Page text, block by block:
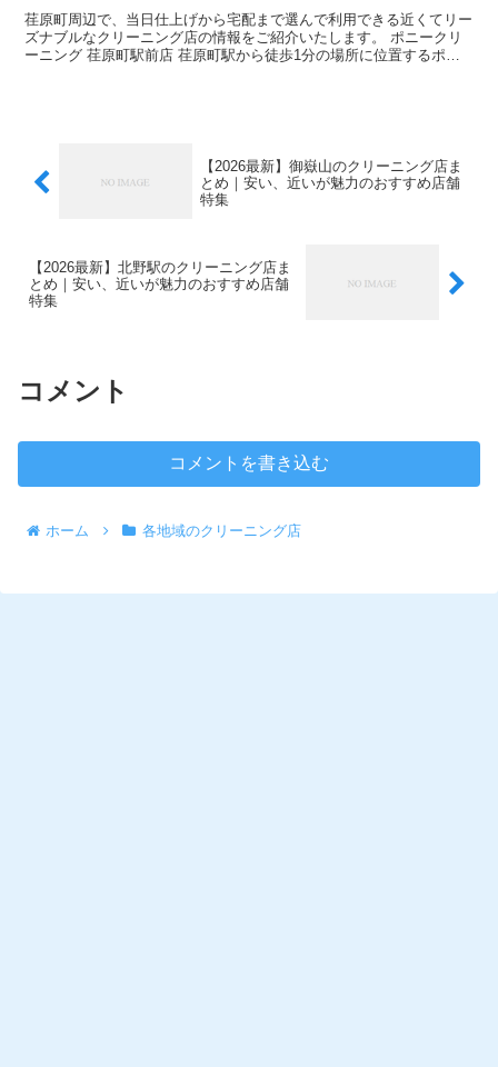
荏原町周辺で、当日仕上げから宅配まで選んで利用できる近くてリー
ズナブルなクリーニング店の情報をご紹介いたします。 ポニークリ
ーニング 荏原町駅前店 荏原町駅から徒歩1分の場所に位置するポニ
【2026最新】御嶽山のクリーニング店ま
とめ｜安い、近いが魅力のおすすめ店舗
特集
【2026最新】北野駅のクリーニング店ま
とめ｜安い、近いが魅力のおすすめ店舗
特集
コメント
コメントを書き込む
ホーム 各地域のクリーニング店